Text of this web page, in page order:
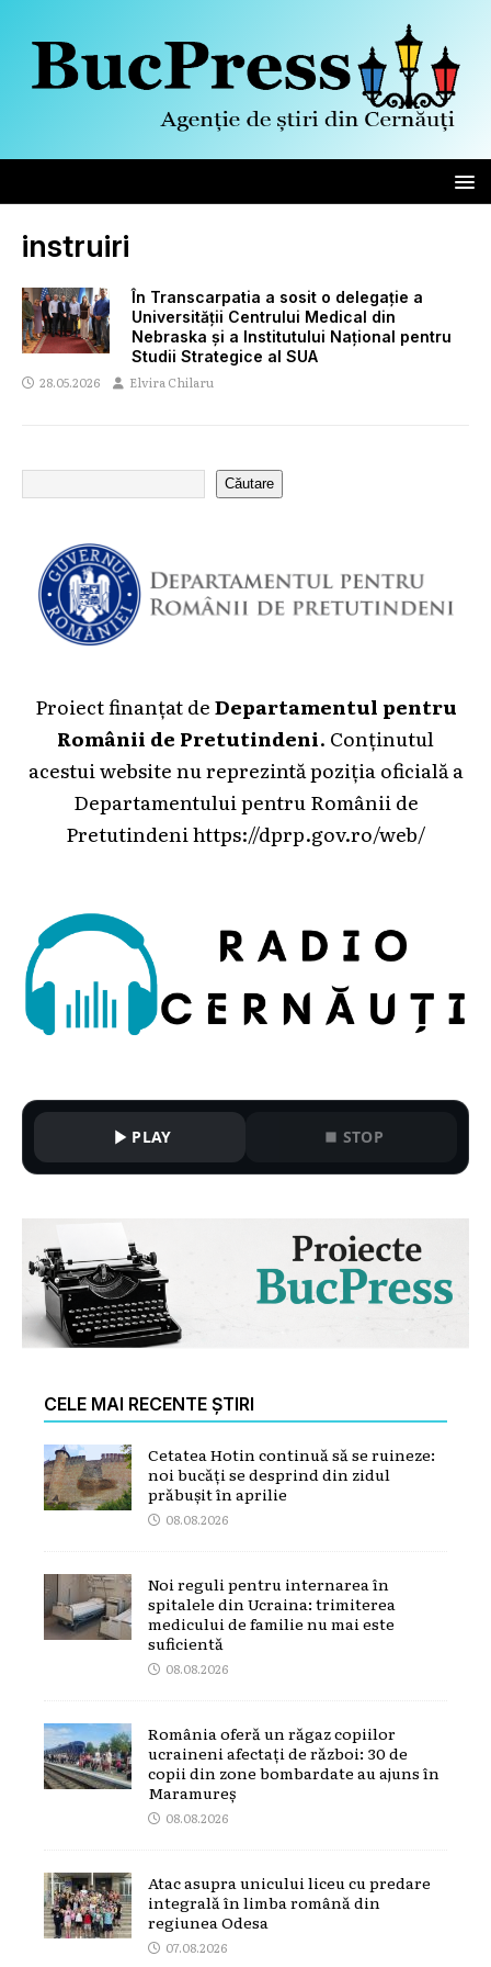
instruiri
În Transcarpatia a sosit o delegație a
Universității Centrului Medical din
Nebraska și a Institutului Național pentru
Studii Strategice al SUA
28.05.2026 Elvira Chilaru
Căutare
Proiect finanțat deDepartamentul pentru
Românii de Pretutindeni. Conținutul
acestui website nu reprezintă poziția oficială a
Departamentului pentru Românii de
Pretutindeni https://dprp.gov.ro/web/
PLAY STOP
CELE MAI RECENTE ȘTIRI
Cetatea Hotin continuă să se ruineze:
noi bucăți se desprind din zidul
prăbușit în aprilie
08.08.2026
Noi reguli pentru internarea în
spitalele din Ucraina: trimiterea
medicului de familie nu mai este
suficientă
08.08.2026
România oferă un răgaz copiilor
ucraineni afectați de război: 30 de
copii din zone bombardate au ajuns în
Maramureș
08.08.2026
Atac asupra unicului liceu cu predare
integrală în limba română din
regiunea Odesa
07.08.2026